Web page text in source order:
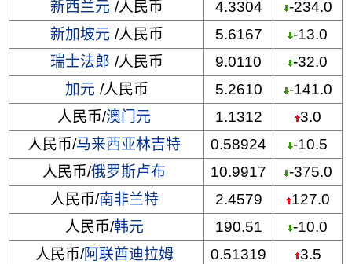
新西兰元 /人民币 4.3304
-234.0
新加坡元 /人民币 5.6167
-13.0
瑞士法郎 /人民币 9.0110
-32.0
加元 /人民币 5.2610
-141.0
人民币/澳门元 1.1312
3.0
人民币/马来西亚林吉特 0.58924
-10.5
人民币/俄罗斯卢布 10.9917
-375.0
人民币/南非兰特 2.4579
127.0
人民币/韩元 190.51
-10.0
人民币/阿联酋迪拉姆 0.51319
3.5